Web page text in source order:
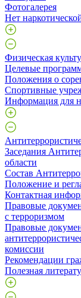
Фотогалерея
Нет
Физическая
Целевые
Положения о
Спортивные
Информация для
Заседания
области
Состав
Положение и
Контактная
Правовые
с терроризмом
Правовые
комиссии
Рекомендации
Полезная